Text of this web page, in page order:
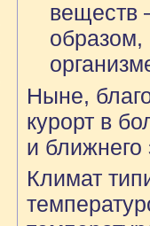
веществ
образом,
Ныне,
курорт в
и ближнего
Климат